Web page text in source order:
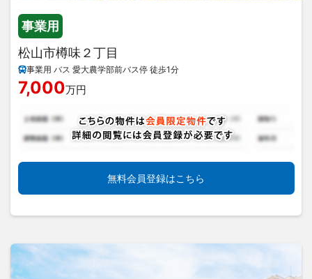
事業用
松山市樽味２丁目
事業用 バス 愛大農学部前バス停 徒歩1分
7,000万円
無料会員登録はこちら